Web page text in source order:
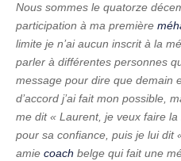
Nous sommes le quatorze
participation à ma première
limite je n’ai aucun inscrit à la
parler à différentes personnes
message pour dire que demain
d’accord j’ai fait mon possible,
me dit « Laurent, je veux faire
pour sa confiance, puis je lui dit
amie coach belge qui fait une